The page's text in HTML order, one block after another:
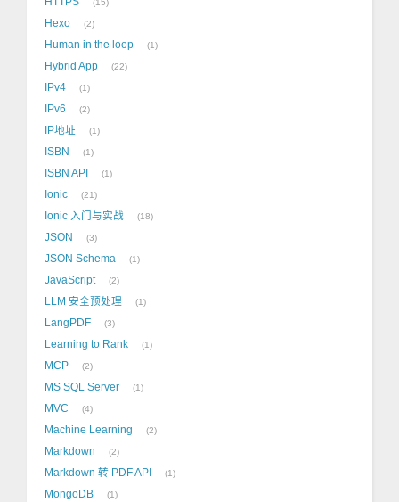
15
Hexo 2
Human in the loop 1
Hybrid App 22
IPv4 1
IPv6 2
IP地址 1
ISBN 1
ISBN API 1
Ionic 21
Ionic 入门与实战 18
JSON 3
JSON Schema 1
JavaScript 2
LLM 安全预处理 1
LangPDF 3
Learning to Rank 1
MCP 2
MS SQL Server 1
MVC 4
Machine Learning 2
Markdown 2
Markdown 转 PDF API 1
MongoDB 1